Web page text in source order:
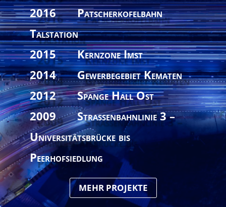
2016 Patscherkofelbahn
Talstation
2015 Kernzone Imst
2014 Gewerbegebiet Kematen
2012 Spange Hall Ost
2009 Straßenbahnlinie 3 –
Universitätsbrücke bis
Peerhofsiedlung
MEHR PROJEKTE